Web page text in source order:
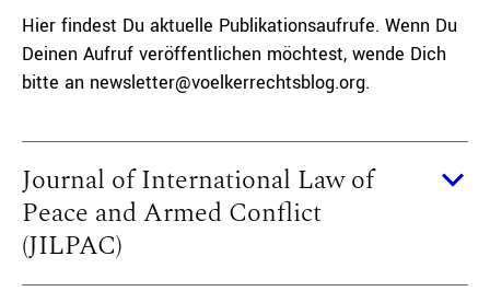
Hier findest Du aktuelle Publikationsaufrufe. Wenn Du
Deinen Aufruf veröffentlichen möchtest, wende Dich
bitte an newsletter@voelkerrechtsblog.org.
Journal of International Law of
Peace and Armed Conflict
(JILPAC)